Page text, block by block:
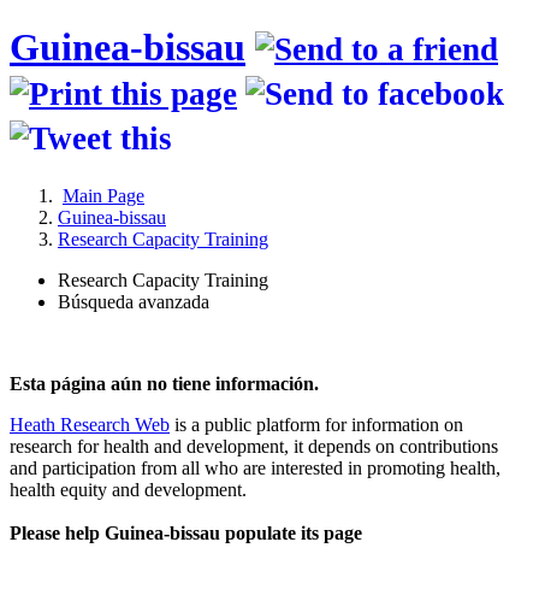
Guinea-bissau
Main Page
Guinea-bissau
Research Capacity Training
Research Capacity Training
Búsqueda avanzada
Esta página aún no tiene información.
Heath Research Web is a public platform for information on
research for health and development, it depends on contributions
and participation from all who are interested in promoting health,
health equity and development.
Please help Guinea-bissau populate its page